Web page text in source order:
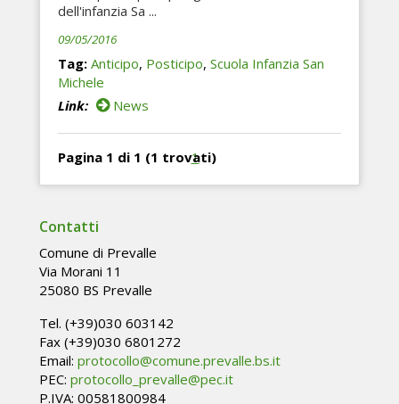
dell'infanzia Sa ...
09/05/2016
Tag: Anticipo, Posticipo, Scuola Infanzia San
Michele
Link:
News
1
Pagina 1 di 1 (1 trovati)
Contatti
Comune di Prevalle
Via Morani 11
25080 BS Prevalle
Tel. (+39)030 603142
Fax (+39)030 6801272
Email: protocollo@comune.prevalle.bs.it
PEC: protocollo_prevalle@pec.it
P.IVA: 00581800984